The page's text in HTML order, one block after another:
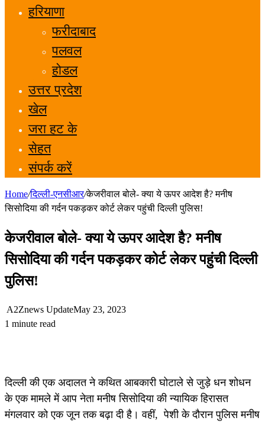
हरियाणा
फरीदाबाद
पलवल
होडल
उत्तर प्रदेश
खेल
जरा हट के
सेहत
संपर्क करें
Home/दिल्ली-एनसीआर/केजरीवाल बोले- क्या ये ऊपर आदेश है? मनीष
सिसोदिया की गर्दन पकड़कर कोर्ट लेकर पहुंची दिल्ली पुलिस!
केजरीवाल बोले- क्या ये ऊपर आदेश है? मनीष
सिसोदिया की गर्दन पकड़कर कोर्ट लेकर पहुंची दिल्ली
पुलिस!
A2Znews UpdateMay 23, 2023
1 minute read
दिल्ली की एक अदालत ने कथित आबकारी घोटाले से जुड़े धन शोधन
के एक मामले में आप नेता मनीष सिसोदिया की न्यायिक हिरासत
मंगलवार को एक जून तक बढ़ा दी है। वहीं, पेशी के दौरान पुलिस मनीष